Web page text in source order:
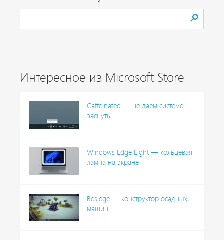
Интересное из Microsoft Store
Caffeinated — не даём системе
заснуть
Windows Edge Light — кольцевая
лампа на экране
Besiege — конструктор осадных
машин